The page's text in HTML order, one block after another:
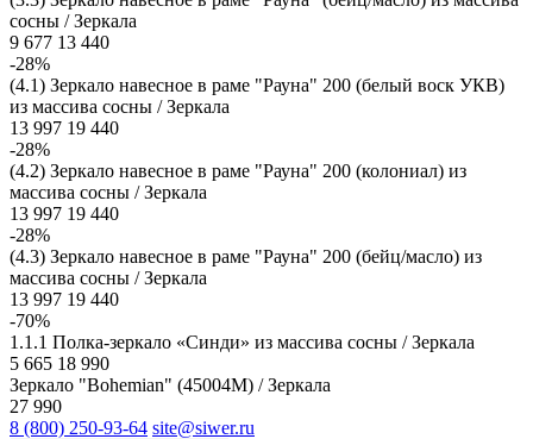
сосны / Зеркала
9 677 13 440
-28%
(4.1) Зеркало навесное в раме "Рауна" 200 (белый воск УКВ)
из массива сосны / Зеркала
13 997 19 440
-28%
(4.2) Зеркало навесное в раме "Рауна" 200 (колониал) из
массива сосны / Зеркала
13 997 19 440
-28%
(4.3) Зеркало навесное в раме "Рауна" 200 (бейц/масло) из
массива сосны / Зеркала
13 997 19 440
-70%
1.1.1 Полка-зеркало «Синди» из массива сосны / Зеркала
5 665 18 990
Зеркало "Bohemian" (45004М) / Зеркала
27 990
8 (800) 250-93-64 site@siwer.ru